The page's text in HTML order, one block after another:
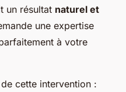
un résultat naturel et
une expertise
à votre
cette intervention :